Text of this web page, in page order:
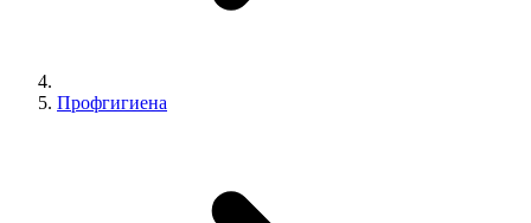
Профгигиена